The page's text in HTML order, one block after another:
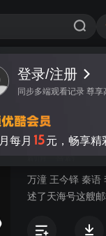
登录/注册
同步多端观看记录 尊
月每月 15元，畅享精
视频 讨论
花漾天海
万潼 王今铎 秦语
述了天海号这艘
人等八名性格各